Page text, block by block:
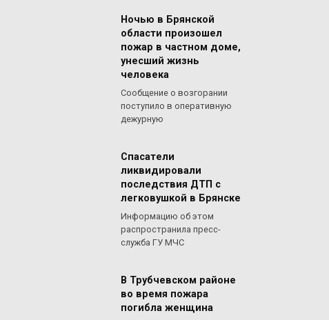
Ночью в Брянской
области произошел
пожар в частном доме,
унесший жизнь
человека
Сообщение о возгорании
поступило в оперативную
дежурную
Спасатели
ликвидировали
последствия ДТП с
легковушкой в Брянске
Информацию об этом
распространила пресс-
служба ГУ МЧС
В Трубчевском районе
во время пожара
погибла женщина